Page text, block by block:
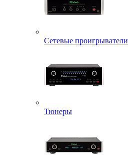
Сетевые проигрыватели
Тюнеры